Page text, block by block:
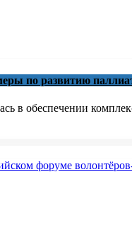
по развитию
в обеспечении